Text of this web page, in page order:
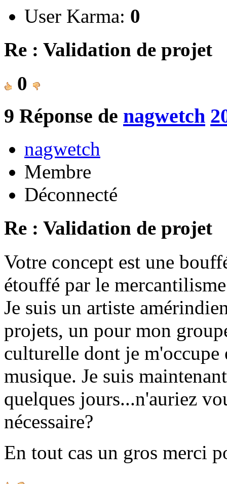
User Karma: 0
Re : Validation de projet
0
9 Réponse de nagwetch
nagwetch
Membre
Déconnecté
Re : Validation de projet
Votre concept est une
étouffé par le
Je suis un artiste
projets, un pour mon
culturelle dont je
musique. Je suis
quelques jours...n'auriez
nécessaire?
En tout cas un gros merci